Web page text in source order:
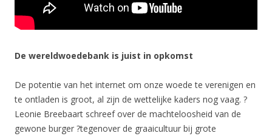
De wereldwoedebank is juist in opkomst
De potentie van het internet om onze woede te verenigen en
te ontladen is groot, al zijn de wettelijke kaders nog vaag. ?
Leonie Breebaart schreef over de machteloosheid van de
gewone burger ?tegenover de graaicultuur bij grote